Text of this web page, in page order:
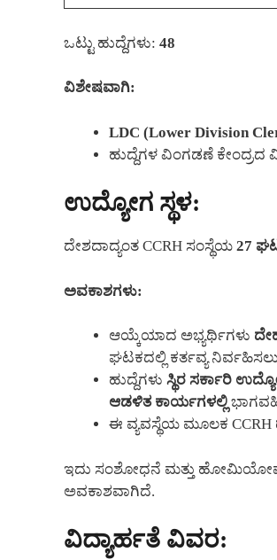
ಒಟ್ಟು ಹುದ್ದೆಗಳು: 48
ವಿಶೇಷವಾಗಿ:
LDC (Lower Division
ಹುದ್ದೆಗಳ ವಿಂಗಡಣೆ
ಉದ್ಯೋಗ ಸ್ಥಳ:
ದೇಶದಾದ್ಯಂತ CCRH ಸಂಸ್ಥೆಯ 27
ಅವಕಾಶಗಳು:
ಆಯ್ಕೆಯಾದ ಅಭ್ಯರ್ಥಿಗಳು
ಘಟಕದಲ್ಲಿ ಕರ್ತವ್ಯ
ಹುದ್ದೆಗಳು ಸ್ಥಿರ ಸರ್ಕಾರಿ
ಆಡಳಿತ ಕಾರ್ಯಗಳಲ್ಲಿ
ಈ ವ್ಯವಸ್ಥೆಯ ಮೂಲಕ CCRH
ಇದು ಸಂಶೋಧನೆ ಮತ್ತು ಹೋಮಿಯೋಪಥಿ
ಅವಕಾಶವಾಗಿದೆ.
ವಿದ್ಯಾರ್ಹತೆ ವಿವರ: